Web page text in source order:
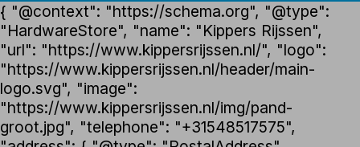
{ "@context": "https://schema.org", "@type":
"HardwareStore", "name": "Kippers Rijssen",
"url": "https://www.kippersrijssen.nl/", "logo":
"https://www.kippersrijssen.nl/header/main-
logo.svg", "image":
"https://www.kippersrijssen.nl/img/pand-
groot.jpg", "telephone": "+31548517575",